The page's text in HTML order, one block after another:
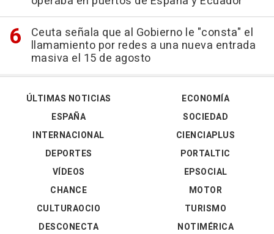
Ceuta señala que al Gobierno le "consta" el
llamamiento por redes a una nueva entrada
masiva el 15 de agosto
ÚLTIMAS NOTICIAS
ESPAÑA
INTERNACIONAL
DEPORTES
VÍDEOS
ECONOMÍA
SOCIEDAD
CIENCIAPLUS
PORTALTIC
EPSOCIAL
CHANCE
CULTURAOCIO
DESCONECTA
MOTOR
TURISMO
NOTIMÉRICA